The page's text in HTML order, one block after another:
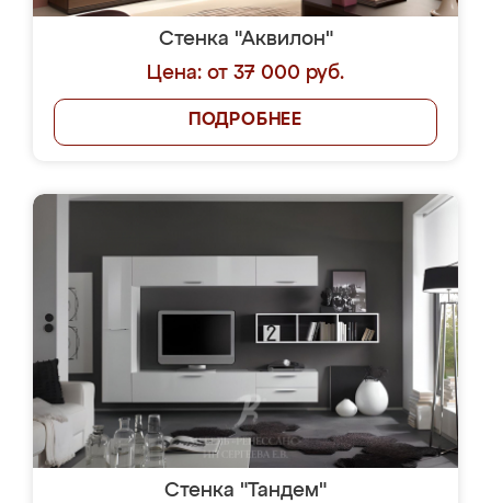
Стенка "Аквилон"
Цена: от 37 000 руб.
ПОДРОБНЕЕ
Стенка "Тандем"